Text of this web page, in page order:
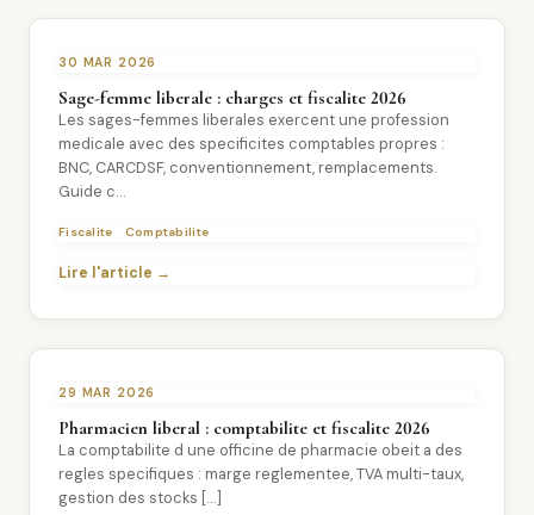
30 MAR 2026
Sage-femme liberale : charges et fiscalite 2026
Les sages-femmes liberales exercent une profession
medicale avec des specificites comptables propres :
BNC, CARCDSF, conventionnement, remplacements.
Guide c...
Fiscalite Comptabilite
Lire l'article →
29 MAR 2026
Pharmacien liberal : comptabilite et fiscalite 2026
La comptabilite d une officine de pharmacie obeit a des
regles specifiques : marge reglementee, TVA multi-taux,
gestion des stocks […]